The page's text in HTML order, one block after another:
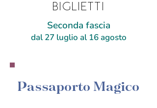
BIGLIETTI
Seconda fascia
Passaporto Magico
dal 27 luglio al 16 agosto